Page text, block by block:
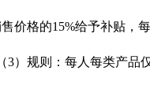
价格的15%给予补贴，
3）规则：每人每类产品